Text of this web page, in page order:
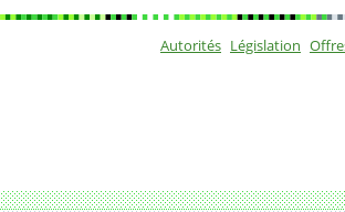
Autorités Législation